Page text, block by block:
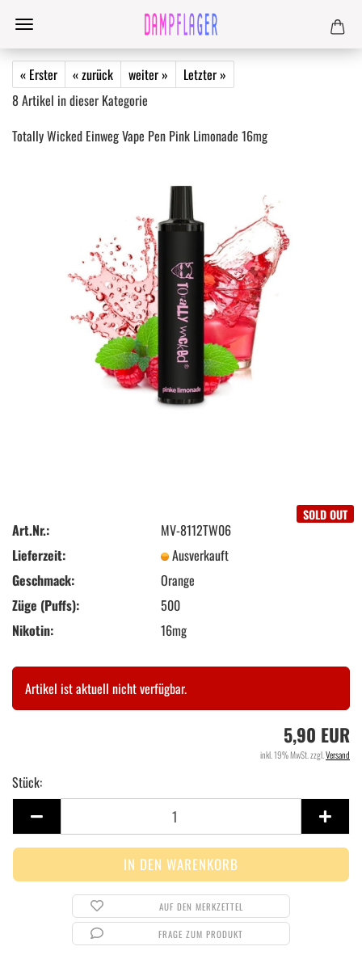
« Erster « zurück weiter »
Letzter »
8Artikel in dieser Kategorie
Totally Wicked Einweg Vape Pen Pink Limonade 16mg
SOLD OUT
Art.Nr.:
MV-8112TW06
Lieferzeit:
Ausverkauft
Geschmack:
Orange
Züge (Puffs):
500
Nikotin:
16mg
Artikel ist aktuell nicht verfügbar.
5,90 EUR
inkl. 19% MwSt. zzgl. Versand
Stück:
Stück
AUF DEN MERKZETTEL
FRAGE ZUM PRODUKT